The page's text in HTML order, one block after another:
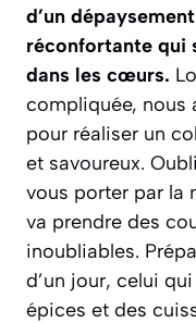
d’un
réconfortante qui
dans les cœurs.
compliquée, nous
pour réaliser un
et savoureux.
vous porter par la
va prendre des
inoubliables.
d’un jour, celui
épices et des